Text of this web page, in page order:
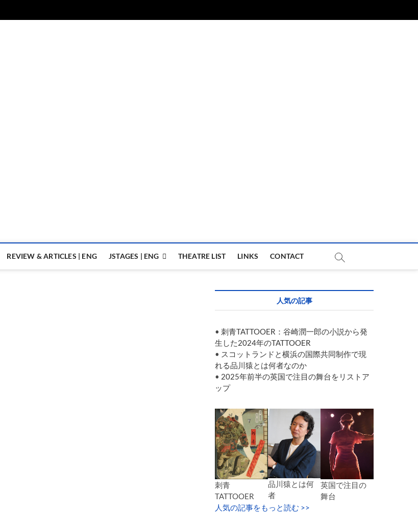
REVIEW & ARTICLES | ENG JSTAGES | ENG THEATRE LIST LINKS CONTACT
人気の記事
• 刺青TATTOOER：谷崎潤一郎の小説から発
生した2024年のTATTOOER
• スコットランドと横浜の国際共同制作で現
れる品川猿とは何者なのか
• 2025年前半の英国で注目の舞台をリストア
ップ
刺青
TATTOOER
品川猿とは何
者
英国で注目の
舞台
人気の記事をもっと読む >>